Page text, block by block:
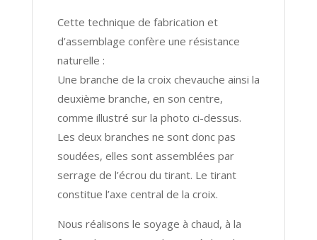
Cette technique de fabrication et
d’assemblage confère une résistance
naturelle :
Une branche de la croix chevauche ainsi la
deuxième branche, en son centre,
comme illustré sur la photo ci-dessus.
Les deux branches ne sont donc pas
soudées, elles sont assemblées par
serrage de l’écrou du tirant. Le tirant
constitue l’axe central de la croix.
Nous réalisons le soyage à chaud, à la